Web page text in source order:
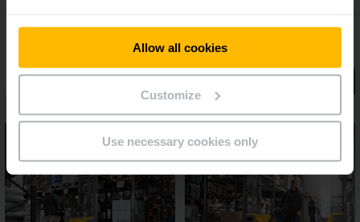
Allow all cookies
Customize
Use necessary cookies only